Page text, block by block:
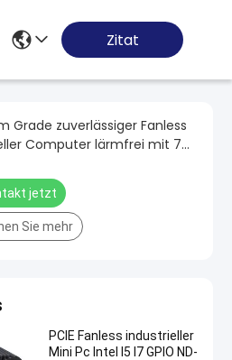
Zitat
Grade zuverlässiger Fanless
Computer lärmfrei mit 7
jetzt
Sie mehr
PCIE Fanless industrieller
Mini Pc Intel I5 I7 GPIO ND-